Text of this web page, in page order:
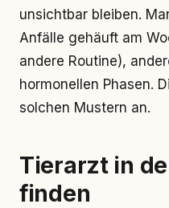
unsichtbar bleiben.
Anfälle gehäuft am
andere Routine),
hormonellen Phasen.
solchen Mustern an.
Tierarzt in
finden